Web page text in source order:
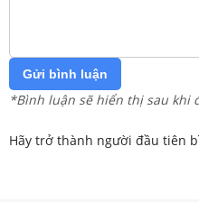
Gửi bình luận
*Bình luận sẽ hiển thị sau khi
Hãy trở thành người đầu tiên